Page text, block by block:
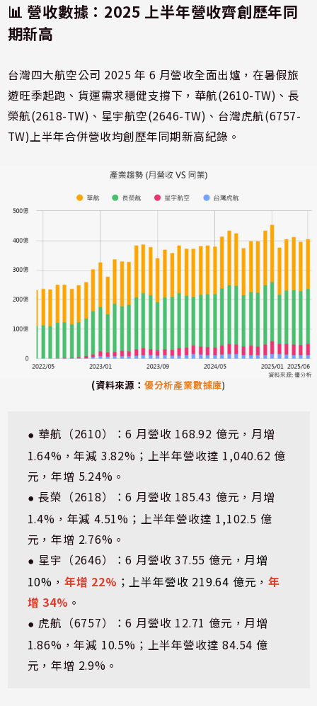
📊 營收數據：2025 上半年營收齊創歷年同
期新高
台灣四大航空公司 2025 年 6 月營收全面出爐，在暑假旅
遊旺季起跑、貨運需求穩健支撐下，華航(2610-TW)、長
榮航(2618-TW)、星宇航空(2646-TW)、台灣虎航(6757-
TW)上半年合併營收均創歷年同期新高紀錄。
(資料來源： 優分析產業數據庫)
⏺ 華航（2610）：6 月營收 168.92 億元，月增
1.64%，年減 3.82%；上半年營收達 1,040.62 億
元，年增 5.24%。
⏺ 長榮（2618）：6 月營收 185.43 億元，月增
1.4%，年減 4.51%；上半年營收達 1,102.5 億
元，年增 2.76%。
⏺ 星宇（2646）：6 月營收 37.55 億元， 月增
10% ， 年增 22% ；上半年營收 219.64 億元，年
增 34% 。
⏺ 虎航（6757）：6 月營收 12.71 億元，月增
1.86%，年減 10.5%；上半年營收達 84.54 億
元，年增 2.9%。